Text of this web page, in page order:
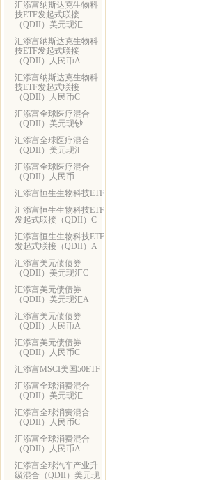
汇添富纳斯达克生物科
技ETF发起式联接
（QDII）美元现汇
汇添富纳斯达克生物科
技ETF发起式联接
（QDII）人民币A
汇添富纳斯达克生物科
技ETF发起式联接
（QDII）人民币C
汇添富全球医疗混合
（QDII）美元现钞
汇添富全球医疗混合
（QDII）美元现汇
汇添富全球医疗混合
（QDII）人民币
汇添富恒生生物科技ETF
汇添富恒生生物科技ETF
发起式联接（QDII）C
汇添富恒生生物科技ETF
发起式联接（QDII）A
汇添富美元债债券
（QDII）美元现汇C
汇添富美元债债券
（QDII）美元现汇A
汇添富美元债债券
（QDII）人民币A
汇添富美元债债券
（QDII）人民币C
汇添富MSCI美国50ETF
汇添富全球消费混合
（QDII）美元现汇
汇添富全球消费混合
（QDII）人民币C
汇添富全球消费混合
（QDII）人民币A
汇添富全球汽车产业升
级混合（QDII）美元现